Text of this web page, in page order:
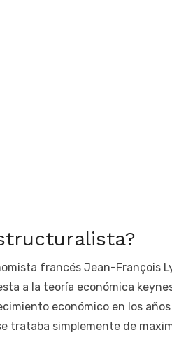
francés Jean-François
a la teoría económica
económico en los
trataba simplemente de